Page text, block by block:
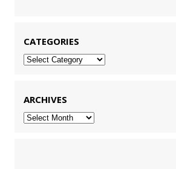
CATEGORIES
Categories
ARCHIVES
Archives